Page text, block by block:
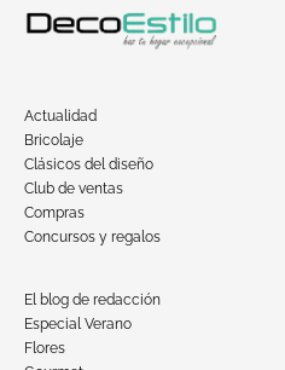
Actualidad
Bricolaje
Clásicos del diseño
Club de ventas
Compras
Concursos y regalos
El blog de redacción
Especial Verano
Flores